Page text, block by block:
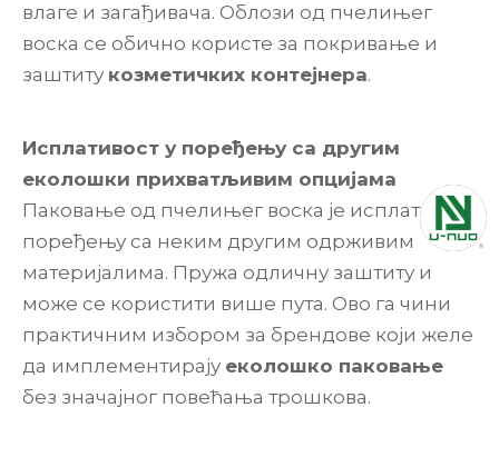
влаге и загађивача. Облози од пчелињег
воска се обично користе за покривање и
заштиту козметичких контејнера.
Исплативост у поређењу са другим
еколошки прихватљивим опцијама
Паковање од пчелињег воска је исплативо у
поређењу са неким другим одрживим
материјалима. Пружа одличну заштиту и
може се користити више пута. Ово га чини
практичним избором за брендове који желе
да имплементирају еколошко паковање
без значајног повећања трошкова.